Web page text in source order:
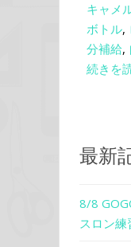
キャメ
ボトル,
分補給,
続きを
最新
8/8
スロン